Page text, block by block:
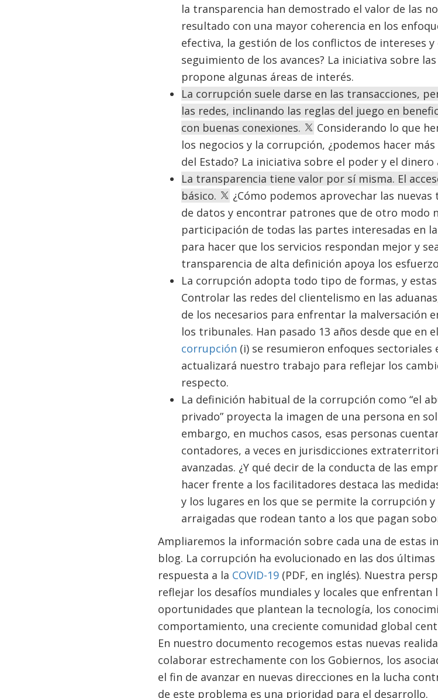
la transparencia han demostrado el valor de las
resultado con una mayor coherencia en los
efectiva, la gestión de los conflictos de intereses
seguimiento de los avances? La iniciativa sobre
propone algunas áreas de interés.
La corrupción suele darse en las transacciones,
las redes, inclinando las reglas del juego en
con buenas conexiones.
Considerando lo que
los negocios y la corrupción, ¿podemos hacer
del Estado? La iniciativa sobre el poder y el dinero
La transparencia tiene valor por sí misma. El
básico.
¿Cómo podemos aprovechar las
de datos y encontrar patrones que de otro modo
participación de todas las partes interesadas en
para hacer que los servicios respondan mejor y
transparencia de alta definición apoya los
La corrupción adopta todo tipo de formas, y
Controlar las redes del clientelismo en las
de los necesarios para enfrentar la malversación
los tribunales. Han pasado 13 años desde que en
corrupción (i) se resumieron enfoques sectoriales
actualizará nuestro trabajo para reflejar los
respecto.
La definición habitual de la corrupción como “el
privado” proyecta la imagen de una persona en
embargo, en muchos casos, esas personas
contadores, a veces en jurisdicciones
avanzadas. ¿Y qué decir de la conducta de las
hacer frente a los facilitadores destaca las
y los lugares en los que se permite la corrupción
arraigadas que rodean tanto a los que pagan
Ampliaremos la información sobre cada una de estas
blog. La corrupción ha evolucionado en las dos
respuesta a la COVID-19(PDF, en inglés). Nuestra
reflejar los desafíos mundiales y locales que enfrentan
oportunidades que plantean la tecnología, los
comportamiento, una creciente comunidad global
En nuestro documento recogemos estas nuevas
colaborar estrechamente con los Gobiernos, los
el fin de avanzar en nuevas direcciones en la lucha
de este problema es una prioridad para el desarrollo.